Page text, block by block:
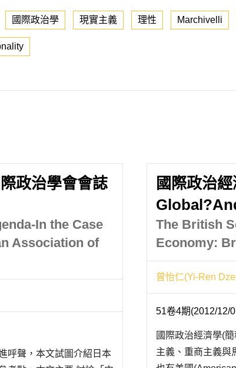
國際政治學 現實主義 理性 Marchivelli
政治學會會誌
In the Case
Association of
呼聲，本文試圖介紹日本
國際政治
The British
Economy:
曾怡仁(Yi-Ren
51卷4期(2012/12/
國際政治經濟學(
主義、重商主義與